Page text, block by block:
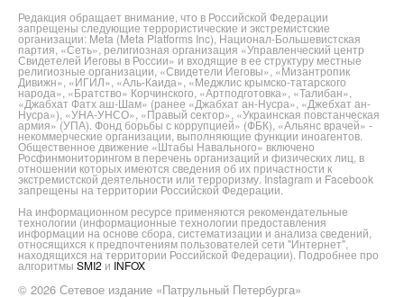
Редакция обращает внимание, что в Российской Федерации
запрещены следующие террористические и экстремистские
организации: Meta (Meta Platforms Inc), Национал-Большевистская
партия, «Сеть», религиозная организация «Управленческий центр
Свидетелей Иеговы в России» и входящие в ее структуру местные
религиозные организации, «Свидетели Иеговы», «Мизантропик
Дивижн», «ИГИЛ», «Аль-Каида», «Меджлис крымско-татарского
народа», «Братство» Корчинского, «Артподготовка», «Талибан»,
«Джабхат Фатх аш-Шам» (ранее «Джабхат ан-Нусра», «Джебхат ан-
Нусра»), «УНА-УНСО», «Правый сектор», «Украинская повстанческая
армия» (УПА). Фонд борьбы с коррупцией» (ФБК), «Альянс врачей» -
некоммерческие организации, выполняющие функции иноагентов.
Общественное движение «Штабы Навального» включено
Росфинмониторингом в перечень организаций и физических лиц, в
отношении которых имеются сведения об их причастности к
экстремистской деятельности или терроризму. Instagram и Facebook
запрещены на территории Российской Федерации.
На информационном ресурсе применяются рекомендательные
технологии (информационные технологии предоставления
информации на основе сбора, систематизации и анализа сведений,
относящихся к предпочтениям пользователей сети "Интернет",
находящихся на территории Российской Федерации). Подробнее про
алгоритмы SMI2 и INFOX
© 2026 Сетевое издание «Патрульный Петербурга»